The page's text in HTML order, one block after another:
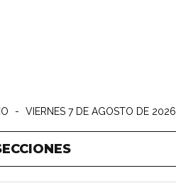
- VIERNES 7 DE AGOSTO DE 2026